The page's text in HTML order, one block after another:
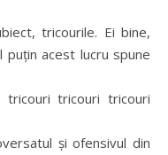
tricourile. Ei bine,
acest lucru spune
tricouri tricouri
și ofensivul din